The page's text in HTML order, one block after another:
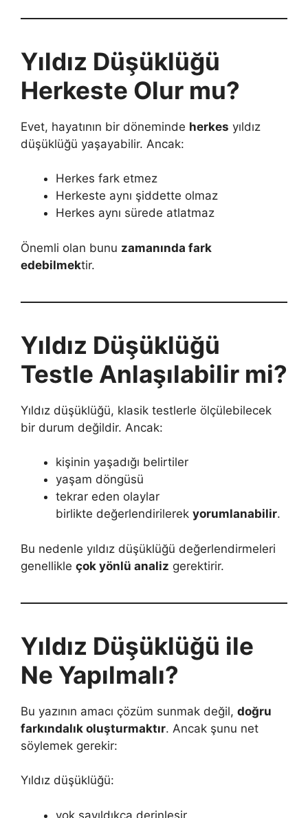
Yıldız Düşüklüğü
Herkeste Olur mu?
Evet, hayatının bir döneminde herkes yıldız
düşüklüğü yaşayabilir. Ancak:
Herkes fark etmez
Herkeste aynı şiddette olmaz
Herkes aynı sürede atlatmaz
Önemli olan bunu zamanında fark
edebilmektir.
Yıldız Düşüklüğü
Testle Anlaşılabilir mi?
Yıldız düşüklüğü, klasik testlerle ölçülebilecek
bir durum değildir. Ancak:
kişinin yaşadığı belirtiler
yaşam döngüsü
tekrar eden olaylar
birlikte değerlendirilerek yorumlanabilir.
Bu nedenle yıldız düşüklüğü değerlendirmeleri
genellikle çok yönlü analiz gerektirir.
Yıldız Düşüklüğü ile
Ne Yapılmalı?
Bu yazının amacı çözüm sunmak değil, doğru
farkındalık oluşturmaktır. Ancak şunu net
söylemek gerekir:
Yıldız düşüklüğü:
yok sayıldıkça derinleşir